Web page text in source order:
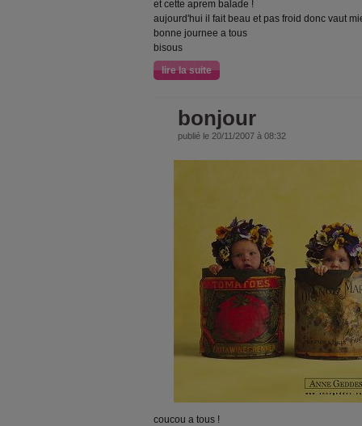
et cette aprem balade !
aujourd'hui il fait beau et pas froid donc vaut
bonne journee a tous
bisous
lire la suite
bonjour
publié le 20/11/2007 à 08:32
coucou a tous !